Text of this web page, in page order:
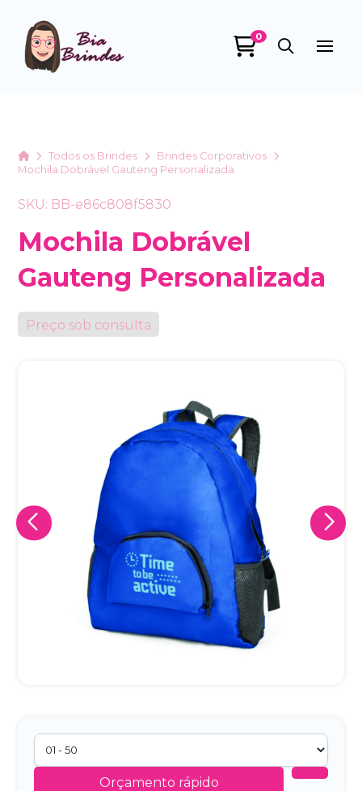
0
HomeTodos os Brindes
Brindes Corporativos
Mochila Dobrável Gauteng Personalizada
SKU: BB-e86c808f5830
Mochila Dobrável
Gauteng Personalizada
Preço sob consulta
Orçamento rápido
Eu concordo em receber comunicações.
A nossa empresa está comprometida a proteger e respeitar
sua privacidade, utilizaremos seus dados apenas para fins
de marketing. Você pode alterar suas preferências a
qualquer momento.
Iniciar conversa